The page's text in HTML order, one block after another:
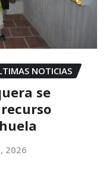
NOTICIAS
se
2026